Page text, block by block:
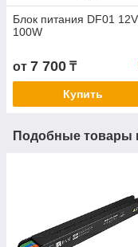
Блок питания DF01 12V
100W
от 7 700 ₸
Купить
Подобные товары